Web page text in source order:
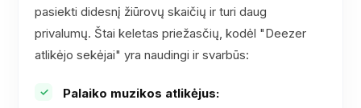
pasiekti didesnį žiūrovų skaičių ir turi daug
privalumų. Štai keletas priežasčių, kodėl "Deezer
atlikėjo sekėjai" yra naudingi ir svarbūs:
Palaiko muzikos atlikėjus: